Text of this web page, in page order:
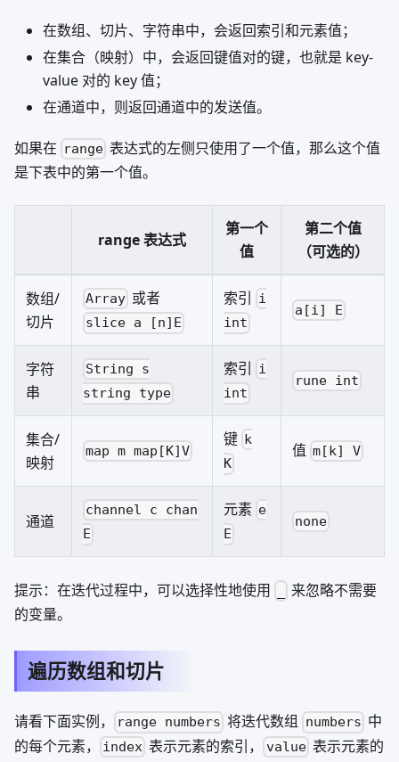
在数组、切片、字符串中，会返回索引和元素值；
在集合（映射）中，会返回键值对的键，也就是 key-
value 对的 key 值；
在通道中，则返回通道中的发送值。
如果在 range 表达式的左侧只使用了一个值，那么这个值
是下表中的第一个值。
range 表达式
第一个
值
第二个值
（可选的）
数组/
切片
Array 或者
slice a [n]E
索引 i
int
a[i] E
字符
串
String s
string type
索引 i
int
rune int
集合/
映射
map m map[K]V
键 k
K
值 m[k] V
通道
channel c chan
E
元素 e
E
none
提示：在迭代过程中，可以选择性地使用
来忽略不需要
的变量。
遍历数组和切片
请看下面实例， range numbers 将迭代数组 numbers 中
的每个元素，
index 表示元素的索引， value表示元素的